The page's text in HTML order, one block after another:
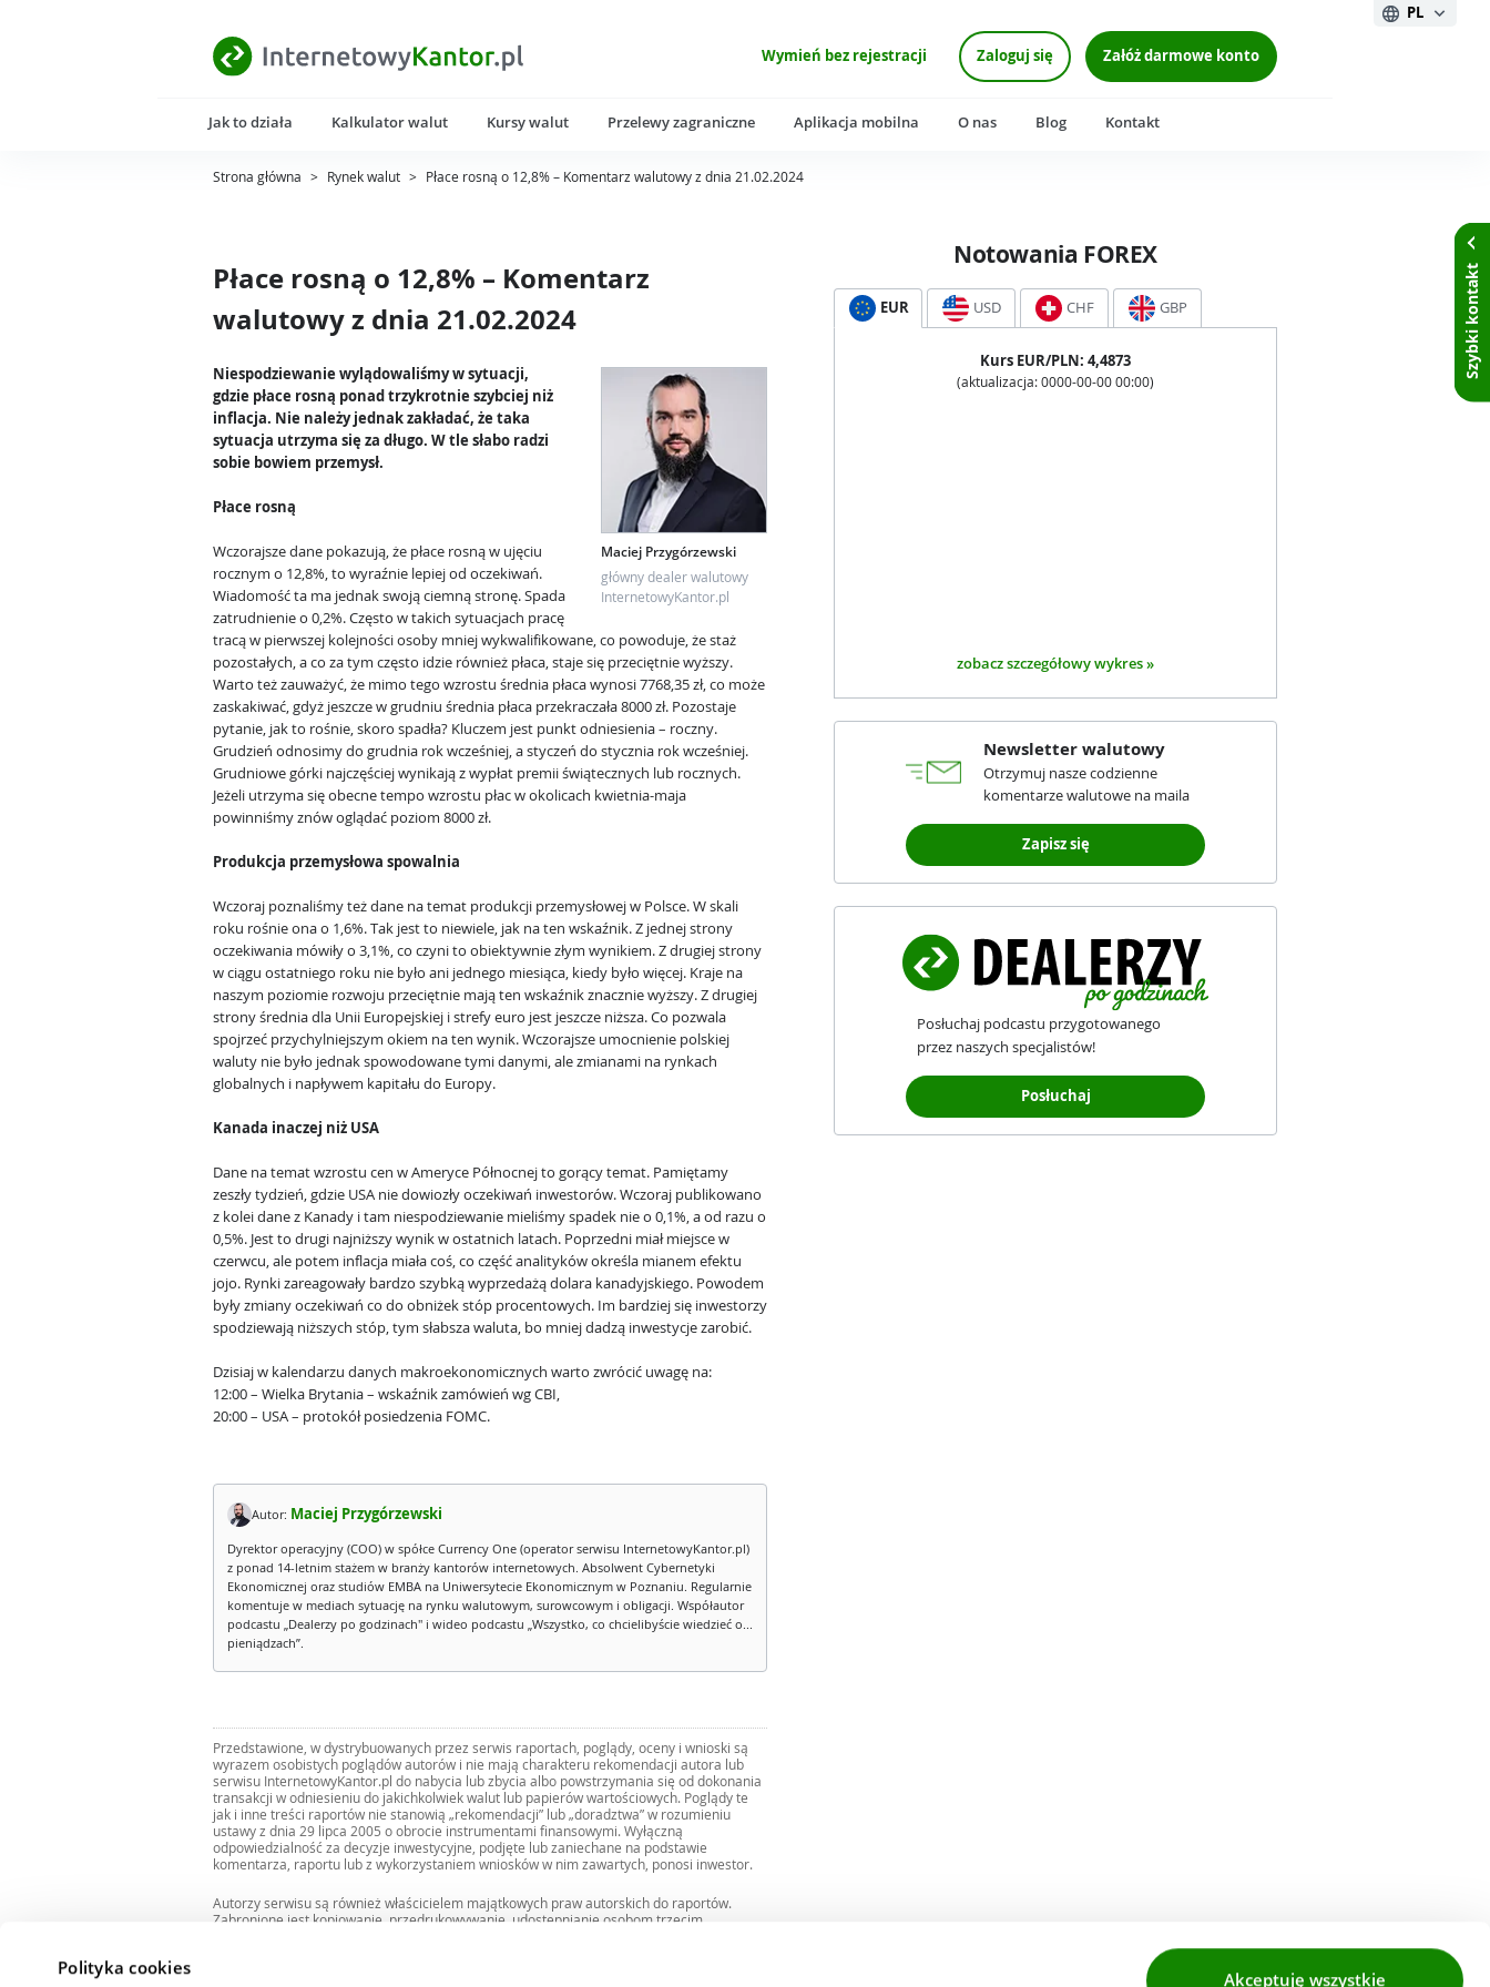
Polityka cookies
Akceptuję wszystkie
Wymień bez rejestracji Zaloguj się Załóż darmowe konto
PL
Jak to działa Kalkulator walut Kursy walut Przelewy zagraniczne Aplikacja mobilna O nas Blog Kontakt
Strona główna > Rynek walut > Płace rosną o 12,8% – Komentarz walutowy z dnia 21.02.2024
Płace rosną o 12,8% – Komentarz
walutowy z dnia 21.02.2024
Maciej Przygórzewski
główny dealer walutowy
InternetowyKantor.pl
Niespodziewanie wylądowaliśmy w sytuacji,
gdzie płace rosną ponad trzykrotnie szybciej niż
inflacja. Nie należy jednak zakładać, że taka
sytuacja utrzyma się za długo. W tle słabo radzi
sobie bowiem przemysł.
Płace rosną
Wczorajsze dane pokazują, że płace rosną w ujęciu
rocznym o 12,8%, to wyraźnie lepiej od oczekiwań.
Wiadomość ta ma jednak swoją ciemną stronę. Spada
zatrudnienie o 0,2%. Często w takich sytuacjach pracę
tracą w pierwszej kolejności osoby mniej wykwalifikowane, co powoduje, że staż
pozostałych, a co za tym często idzie również płaca, staje się przeciętnie wyższy.
Warto też zauważyć, że mimo tego wzrostu średnia płaca wynosi 7768,35 zł, co może
zaskakiwać, gdyż jeszcze w grudniu średnia płaca przekraczała 8000 zł. Pozostaje
pytanie, jak to rośnie, skoro spadła? Kluczem jest punkt odniesienia – roczny.
Grudzień odnosimy do grudnia rok wcześniej, a styczeń do stycznia rok wcześniej.
Grudniowe górki najczęściej wynikają z wypłat premii świątecznych lub rocznych.
Jeżeli utrzyma się obecne tempo wzrostu płac w okolicach kwietnia-maja
powinniśmy znów oglądać poziom 8000 zł.
Produkcja przemysłowa spowalnia
Wczoraj poznaliśmy też dane na temat produkcji przemysłowej w Polsce. W skali
roku rośnie ona o 1,6%. Tak jest to niewiele, jak na ten wskaźnik. Z jednej strony
oczekiwania mówiły o 3,1%, co czyni to obiektywnie złym wynikiem. Z drugiej strony
w ciągu ostatniego roku nie było ani jednego miesiąca, kiedy było więcej. Kraje na
naszym poziomie rozwoju przeciętnie mają ten wskaźnik znacznie wyższy. Z drugiej
strony średnia dla Unii Europejskiej i strefy euro jest jeszcze niższa. Co pozwala
spojrzeć przychylniejszym okiem na ten wynik. Wczorajsze umocnienie polskiej
waluty nie było jednak spowodowane tymi danymi, ale zmianami na rynkach
globalnych i napływem kapitału do Europy.
Kanada inaczej niż USA
Dane na temat wzrostu cen w Ameryce Północnej to gorący temat. Pamiętamy
zeszły tydzień, gdzie USA nie dowiozły oczekiwań inwestorów. Wczoraj publikowano
z kolei dane z Kanady i tam niespodziewanie mieliśmy spadek nie o 0,1%, a od razu o
0,5%. Jest to drugi najniższy wynik w ostatnich latach. Poprzedni miał miejsce w
czerwcu, ale potem inflacja miała coś, co część analityków określa mianem efektu
jojo. Rynki zareagowały bardzo szybką wyprzedażą dolara kanadyjskiego. Powodem
były zmiany oczekiwań co do obniżek stóp procentowych. Im bardziej się inwestorzy
spodziewają niższych stóp, tym słabsza waluta, bo mniej dadzą inwestycje zarobić.
Dzisiaj w kalendarzu danych makroekonomicznych warto zwrócić uwagę na:
12:00 – Wielka Brytania – wskaźnik zamówień wg CBI,
20:00 – USA – protokół posiedzenia FOMC.
Autor: Maciej Przygórzewski
Dyrektor operacyjny (COO) w spółce Currency One (operator serwisu InternetowyKantor.pl)
z ponad 14-letnim stażem w branży kantorów internetowych. Absolwent Cybernetyki
Ekonomicznej oraz studiów EMBA na Uniwersytecie Ekonomicznym w Poznaniu. Regularnie
komentuje w mediach sytuację na rynku walutowym, surowcowym i obligacji. Współautor
podcastu „Dealerzy po godzinach" i wideo podcastu „Wszystko, co chcielibyście wiedzieć o...
pieniądzach”.
Przedstawione, w dystrybuowanych przez serwis raportach, poglądy, oceny i wnioski są
wyrazem osobistych poglądów autorów i nie mają charakteru rekomendacji autora lub
serwisu InternetowyKantor.pl do nabycia lub zbycia albo powstrzymania się od dokonania
transakcji w odniesieniu do jakichkolwiek walut lub papierów wartościowych. Poglądy te
jak i inne treści raportów nie stanowią „rekomendacji” lub „doradztwa” w rozumieniu
ustawy z dnia 29 lipca 2005 o obrocie instrumentami finansowymi. Wyłączną
odpowiedzialność za decyzje inwestycyjne, podjęte lub zaniechane na podstawie
komentarza, raportu lub z wykorzystaniem wniosków w nim zawartych, ponosi inwestor.
Autorzy serwisu są również właścicielem majątkowych praw autorskich do raportów.
Zabronione jest kopiowanie, przedrukowywanie, udostępnianie osobom trzecim
Notowania FOREX
EUR USD CHF GBP
Kurs EUR/PLN: 4,4873
(aktualizacja: 0000-00-00 00:00)
zobacz szczegółowy wykres »
Newsletter walutowy
Otrzymuj nasze codzienne
komentarze walutowe na maila
Zapisz się
Posłuchaj podcastu przygotowanego
przez naszych specjalistów!
Posłuchaj
Szybki kontakt